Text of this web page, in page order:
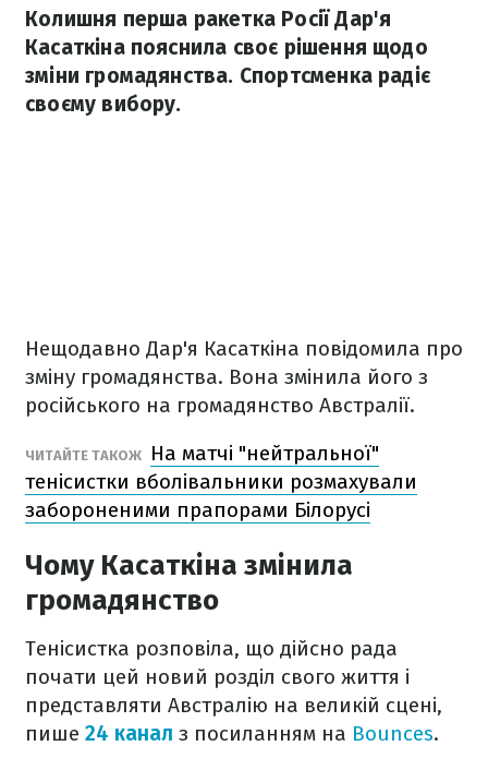
Колишня перша ракетка Росії Дар'я
Касаткіна пояснила своє рішення щодо
зміни громадянства. Спортсменка радіє
своєму вибору.
Нещодавно Дар'я Касаткіна повідомила про
зміну громадянства. Вона змінила його з
російського на громадянство Австралії.
ЧИТАЙТЕ ТАКОЖ
На матчі "нейтральної"
тенісистки вболівальники розмахували
забороненими прапорами Білорусі
Чому Касаткіна змінила
громадянство
Тенісистка розповіла, що дійсно рада
почати цей новий розділ свого життя і
представляти Австралію на великій сцені,
пише 24 канал з посиланням на Bounces.